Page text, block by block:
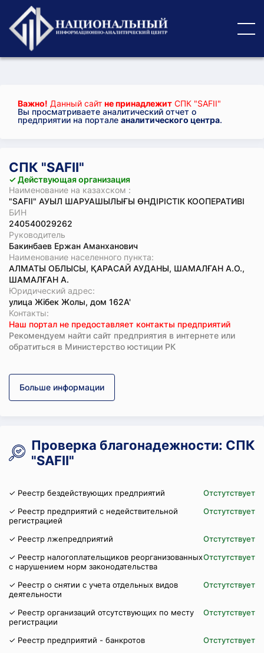
Важно! Данный сайт не принадлежит СПК "SAFII"
Вы просматриваете аналитический отчет о
предприятии на портале аналитического центра.
СПК "SAFII"
✓ Действующая организация
Наименование на казахском :
"SAFII" АУЫЛ ШАРУАШЫЛЫҒЫ ӨНДІРІСТІК КООПЕРАТИВІ
БИН
240540029262
Руководитель
Бакинбаев Ержан Аманханович
Наименование населенного пункта:
АЛМАТЫ ОБЛЫСЫ, ҚАРАСАЙ АУДАНЫ, ШАМАЛҒАН А.О.,
ШАМАЛҒАН А.
Юридический адрес:
улица Жібек Жолы, дом 162А'
Koнтaкты:
Наш портал не предоставляет контакты предприятий
Рекомендуем найти сайт предприятия в интернете или
обратиться в Министерство юстиции РК
Больше информации
Проверка благонадежности: СПК
"SAFII"
✓ Реестр бездействующих предприятий
Отстутствует
✓ Реестр предприятий с недействительной
регистрацией
Отстутствует
✓ Реестр лжепредприятий
Отстутствует
✓ Реестр налогоплательщиков реорганизованных
с нарушением норм законодательства
Отстутствует
✓ Реестр о снятии с учета отдельных видов
деятельности
Отстутствует
✓ Реестр организаций отсутствующих по месту
регистрации
Отстутствует
✓ Реестр предприятий - банкротов
Отстутствует